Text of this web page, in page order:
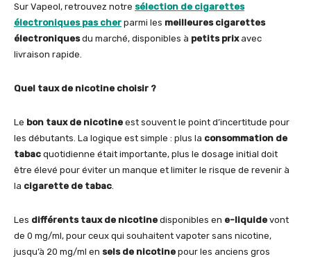
Sur Vapeol, retrouvez notre sélection de cigarettes
électroniques pas cher parmi les meilleures cigarettes
électroniquesdu marché, disponibles à petits prixavec
livraison rapide.
Quel taux de nicotine choisir ?
Le bon taux de nicotine est souvent le point d’incertitude pour
les débutants. La logique est simple : plus la consommation de
tabac quotidienne était importante, plus le dosage initial doit
être élevé pour éviter un manque et limiter le risque de revenir à
la cigarette de tabac
Les différents taux de nicotine disponibles en e-liquide vont
de 0 mg/ml, pour ceux qui souhaitent vapoter sans nicotine,
jusqu’à 20 mg/ml en sels de nicotine pour les anciens gros